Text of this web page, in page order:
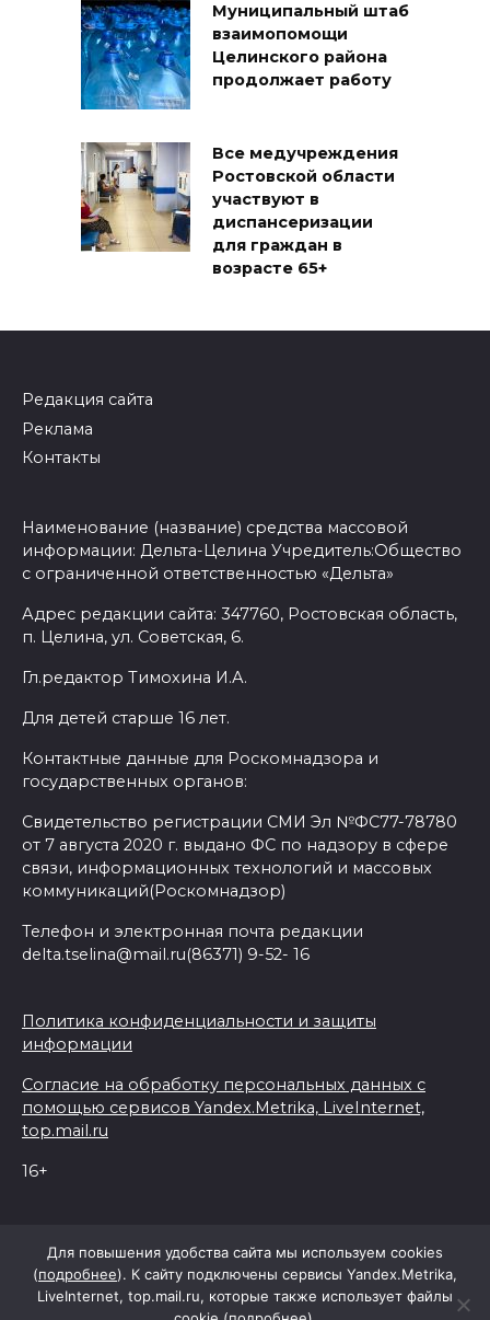
Муниципальный штаб
взаимопомощи
Целинского района
продолжает работу
Все медучреждения
Ростовской области
участвуют в
диспансеризации
для граждан в
возрасте 65+
Редакция сайта
Реклама
Контакты
Наименование (название) средства массовой
информации: Дельта-Целина Учредитель:Общество
с ограниченной ответственностью «Дельта»
Адрес редакции сайта: 347760, Ростовская область,
п. Целина, ул. Советская, 6.
Гл.редактор Тимохина И.А.
Для детей старше 16 лет.
Контактные данные для Роскомнадзора и
государственных органов:
Свидетельство регистрации СМИ Эл №ФС77-78780
от 7 августа 2020 г. выдано ФС по надзору в сфере
связи, информационных технологий и массовых
коммуникаций(Роскомнадзор)
Телефон и электронная почта редакции
delta.tselina@mail.ru(86371) 9-52- 16
Политика конфиденциальности и защиты
информации
Согласие на обработку персональных данных с
помощью сервисов Yandex.Metrika, LiveInternet,
top.mail.ru
16+
Для повышения удобства сайта мы используем cookies
(подробнее). К сайту подключены сервисы Yandex.Metrika,
LiveInternet, top.mail.ru, которые также использует файлы